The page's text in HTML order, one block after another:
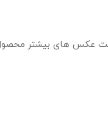
عکس های بیشتر